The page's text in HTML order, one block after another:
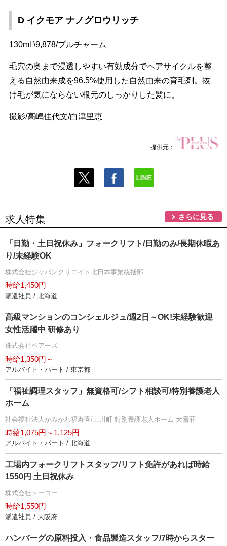
D イクモア ナノグロウリッチ
130ml \9,878/プルチャーム
毛穴の奥まで浸透しやすい有効成分でヘアサイクルを整
える自然由来成を96.5%使用した自然由来の育毛剤。抜
け毛が気にならない根元のしっかりした髪に。
撮影/高嶋佳代文/白津里恵
提供元：
求人特集 さらに見る
「日勤・土日祝休み」フォークリフト/日勤のみ/長期休暇あ
り/未経験OK
株式会社ジャパンクリエイト北日本事業統括部
時給1,450円
派遣社員 / 北海道
高級マンションのコンシェルジュ/週2日～OK!未経験歓迎
女性活躍中 研修あり
株式会社ベアーズ
時給1,350円～
アルバイト・パート / 東京都
「福祉調理スタッフ」無資格可/シフト相談可/特別養護老人
ホーム
社会福祉法人かみかわ福寿園/上川町 特別養護老人ホーム 大雪荘
時給1,075円～1,125円
アルバイト・パート / 北海道
工場内フォークリフトスタッフ/リフト免許があれば時給
1550円 土日祝休み
株式会社トーコー
時給1,550円
派遣社員 / 大阪府
ハンバーグの原料投入・食品製造スタッフ/7時からスター